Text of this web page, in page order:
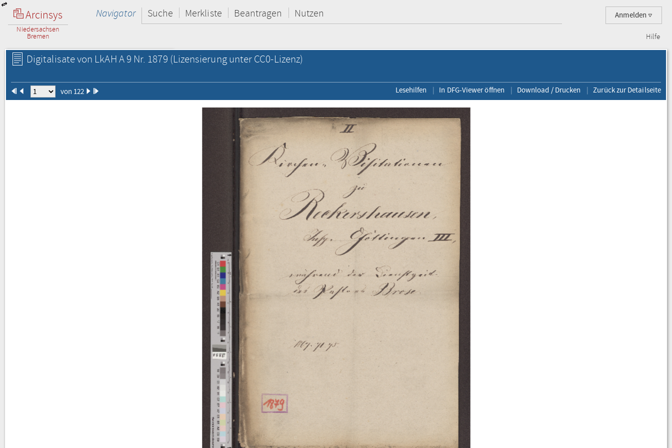
Arcinsys
Niedersachsen
Bremen
Anmelden
Navigator Suche Merkliste Beantragen Nutzen
Hilfe
Digitalisate von LkAH A 9 Nr. 1879 (Lizensierung unter CC0-Lizenz)
von 122 Lesehilfen In DFG-Viewer öffnen Download / Drucken Zurück zur Detailseite